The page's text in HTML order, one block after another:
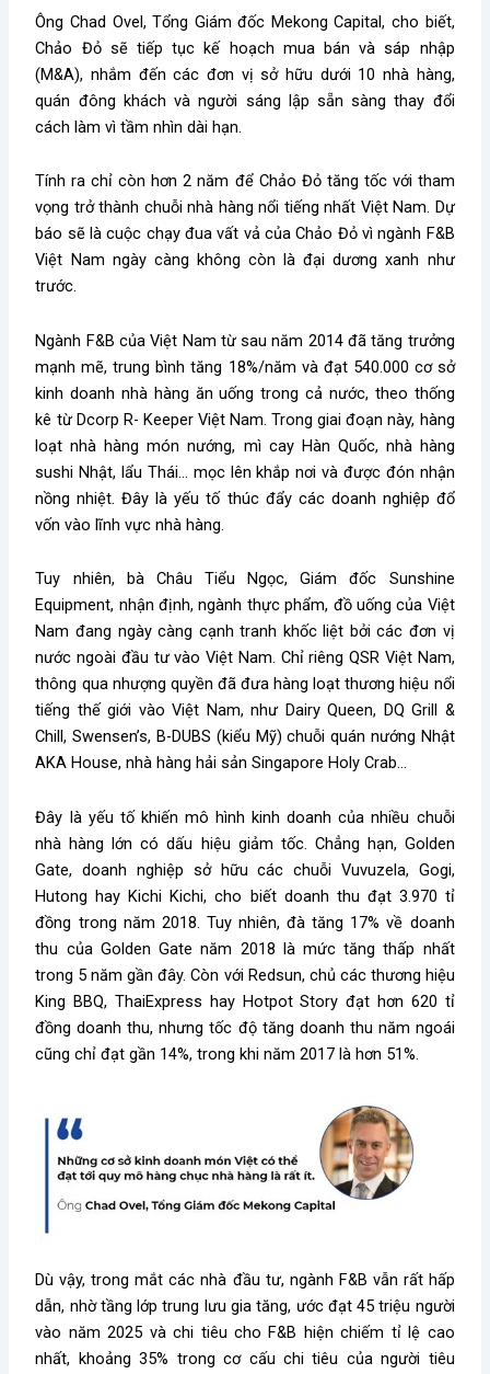
Ông Chad Ovel, Tổng Giám đốc Mekong Capital, cho biết,
Chảo Đỏ sẽ tiếp tục kế hoạch mua bán và sáp nhập
(M&A), nhắm đến các đơn vị sở hữu dưới 10 nhà hàng,
quán đông khách và người sáng lập sẵn sàng thay đổi
cách làm vì tầm nhìn dài hạn.
Tính ra chỉ còn hơn 2 năm để Chảo Đỏ tăng tốc với tham
vọng trở thành chuỗi nhà hàng nổi tiếng nhất Việt Nam. Dự
báo sẽ là cuộc chạy đua vất vả của Chảo Đỏ vì ngành F&B
Việt Nam ngày càng không còn là đại dương xanh như
trước.
Ngành F&B của Việt Nam từ sau năm 2014 đã tăng trưởng
mạnh mẽ, trung bình tăng 18%/năm và đạt 540.000 cơ sở
kinh doanh nhà hàng ăn uống trong cả nước, theo thống
kê từ Dcorp R- Keeper Việt Nam. Trong giai đoạn này, hàng
loạt nhà hàng món nướng, mì cay Hàn Quốc, nhà hàng
sushi Nhật, lẩu Thái… mọc lên khắp nơi và được đón nhận
nồng nhiệt. Đây là yếu tố thúc đẩy các doanh nghiệp đổ
vốn vào lĩnh vực nhà hàng.
Tuy nhiên, bà Châu Tiểu Ngọc, Giám đốc Sunshine
Equipment, nhận định, ngành thực phẩm, đồ uống của Việt
Nam đang ngày càng cạnh tranh khốc liệt bởi các đơn vị
nước ngoài đầu tư vào Việt Nam. Chỉ riêng QSR Việt Nam,
thông qua nhượng quyền đã đưa hàng loạt thương hiệu nổi
tiếng thế giới vào Việt Nam, như Dairy Queen, DQ Grill &
Chill, Swensen’s, B-DUBS (kiểu Mỹ) chuỗi quán nướng Nhật
AKA House, nhà hàng hải sản Singapore Holy Crab…
Đây là yếu tố khiến mô hình kinh doanh của nhiều chuỗi
nhà hàng lớn có dấu hiệu giảm tốc. Chẳng hạn, Golden
Gate, doanh nghiệp sở hữu các chuỗi Vuvuzela, Gogi,
Hutong hay Kichi Kichi, cho biết doanh thu đạt 3.970 tỉ
đồng trong năm 2018. Tuy nhiên, đà tăng 17% về doanh
thu của Golden Gate năm 2018 là mức tăng thấp nhất
trong 5 năm gần đây. Còn với Redsun, chủ các thương hiệu
King BBQ, ThaiExpress hay Hotpot Story đạt hơn 620 tỉ
đồng doanh thu, nhưng tốc độ tăng doanh thu năm ngoái
cũng chỉ đạt gần 14%, trong khi năm 2017 là hơn 51%.
Dù vậy, trong mắt các nhà đầu tư, ngành F&B vẫn rất hấp
dẫn, nhờ tầng lớp trung lưu gia tăng, ước đạt 45 triệu người
vào năm 2025 và chi tiêu cho F&B hiện chiếm tỉ lệ cao
nhất, khoảng 35% trong cơ cấu chi tiêu của người tiêu